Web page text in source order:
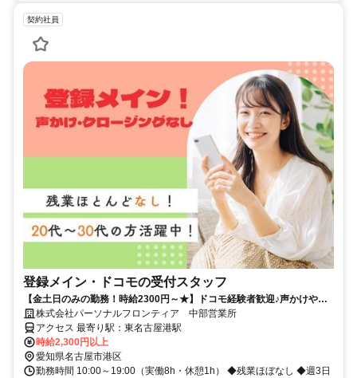
契約社員
登録メイン・ドコモの受付スタッフ
【金土日のみの勤務！時給2300円～★】ドコモ経験者歓迎♪声かけやク
ロージングはナシ！
株式会社パーソナルフロンティア 中部営業所
アクセス 最寄り駅：東名古屋港駅
時給2,300円以上
愛知県名古屋市港区
勤務時間 10:00～19:00（実働8h・休憩1h） ◆残業ほぼなし ◆週3日